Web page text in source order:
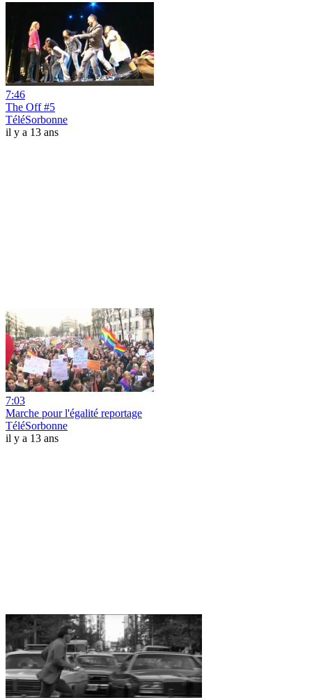
7:46
The Off #5
TéléSorbonne
il y a 13 ans
7:03
Marche pour l'égalité reportage
TéléSorbonne
il y a 13 ans